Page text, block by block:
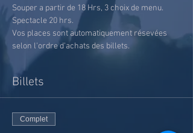
Souper a partir de 18 Hrs, 3 choix de menu.
Spectacle 20 hrs.
Vos places sont automatiquement résevées
selon l'ordre d'achats des billets.
Billets
Complet